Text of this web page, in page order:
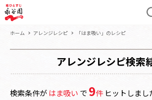
ホーム アレンジレシピ 「はま吸い」のレシピ
アレンジレシピ検索
検索条件が はま吸い で 9件 ヒットしまし